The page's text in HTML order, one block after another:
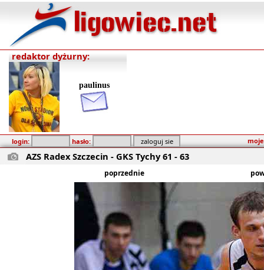
redaktor dyżurny:
paulinus
login: hasło:
AZS Radex Szczecin - GKS Tychy 61 - 63
poprzednie